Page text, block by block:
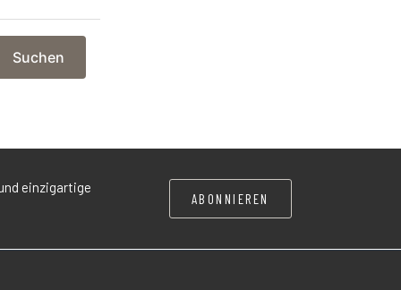
Suchen
einzigartige
ABONNIEREN